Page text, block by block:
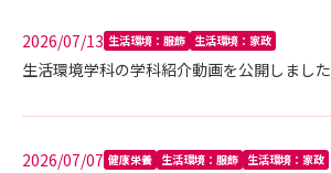
2026/07/13 生活環境：服飾 生活環境：家政
生活環境学科の学科紹介動画を公開しました
2026/07/07 健康栄養 生活環境：服飾 生活環境：家政